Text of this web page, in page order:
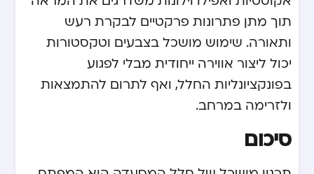
תוך מתן פתרונות פרקטיים לבקרת רעש
ותאורה. שימוש מושכל בצבעים וטקסטורות
יכול ליצור אווירה ייחודית מבלי לפגוע
בפונקציונליות החלל, ואף לתרום להתמצאות
ולזרימה במרחב.
סיכום